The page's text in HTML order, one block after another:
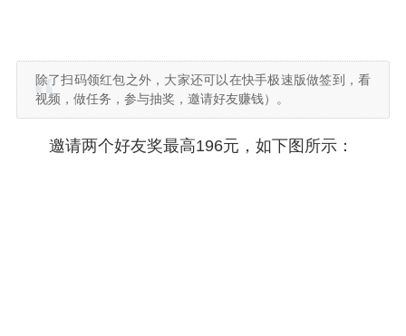
除了扫码领红包之外，大家还可以在快手极速版做签到，看
视频，做任务，参与抽奖，邀请好友赚钱）。
邀请两个好友奖最高196元，如下图所示：